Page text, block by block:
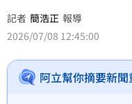
記者 簡浩正 報導
2026/07/08 12:45:00
阿立幫你摘要新聞